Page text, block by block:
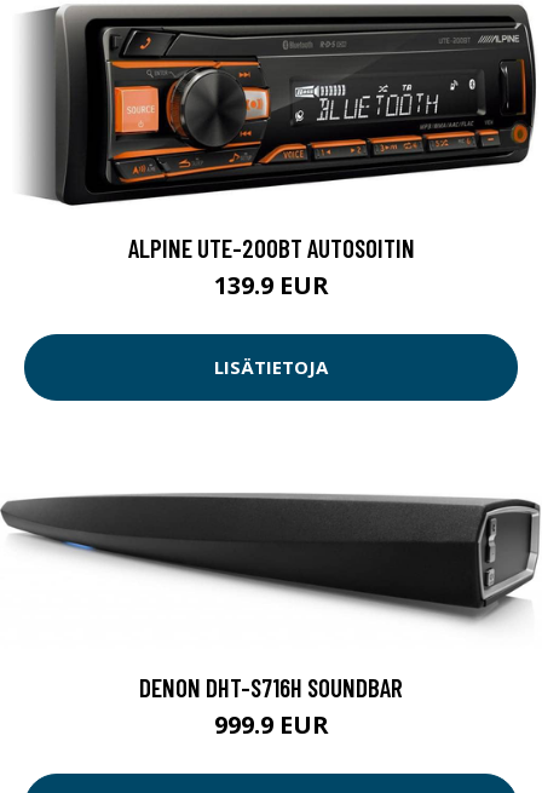
ALPINE UTE-200BT AUTOSOITIN
139.9 EUR
LISÄTIETOJA
DENON DHT-S716H SOUNDBAR
999.9 EUR